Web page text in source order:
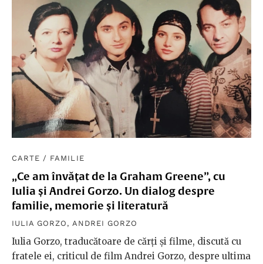
CARTE / FAMILIE
„Ce am învățat de la Graham Greene”, cu
Iulia și Andrei Gorzo. Un dialog despre
familie, memorie și literatură
IULIA GORZO , ANDREI GORZO
Iulia Gorzo, traducătoare de cărți și filme, discută cu
fratele ei, criticul de film Andrei Gorzo, despre ultima